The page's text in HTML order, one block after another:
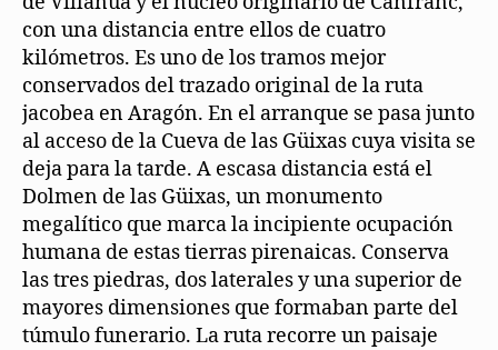
con una distancia entre ellos de cuatro
kilómetros. Es uno de los tramos mejor
conservados del trazado original de la ruta
jacobea en Aragón. En el arranque se pasa junto
al acceso de la Cueva de las Güixas cuya visita se
deja para la tarde. A escasa distancia está el
Dolmen de las Güixas, un monumento
megalítico que marca la incipiente ocupación
humana de estas tierras pirenaicas. Conserva
las tres piedras, dos laterales y una superior de
mayores dimensiones que formaban parte del
túmulo funerario. La ruta recorre un paisaje